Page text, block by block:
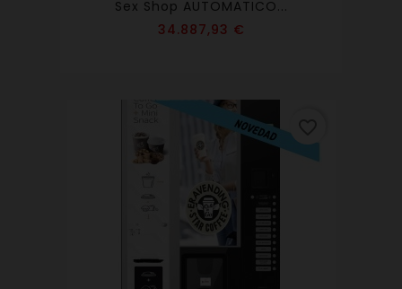
Sex Shop AUTOMATICO...
34.887,93 €